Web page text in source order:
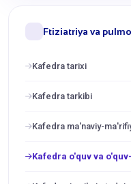
Ftiziatriya va
Kafedra tarixi
Kafedra tarkibi
Kafedra ma'naviy-
Kafedra o'quv va